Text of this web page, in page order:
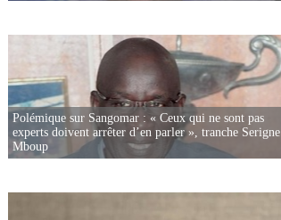
Polémique sur Sangomar : « Ceux qui ne sont pas
experts doivent arrêter d’en parler », tranche Serigne
Mboup